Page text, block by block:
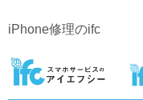
iPhone修理のifc